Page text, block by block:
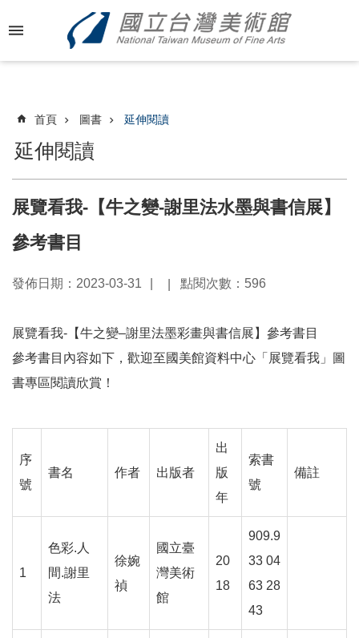
跳到主要內容區塊
階
消
於
美
參
觀
覽
藏
出
活
首頁 圖書 延伸閱讀
延伸閱讀
展覽看我-【牛之變-謝里法水墨與書信展】
參考書目
發佈日期：2023-03-31 點閱次數：596
展覽看我-【牛之變–謝里法墨彩畫與書信展】參考書目
參考書目內容如下，歡迎至國美館資料中心「展覽看我」圖
書專區閱讀欣賞！
序
號
書名 作者 出版者
出
版
年
索書
號
備註
1
色彩.人
間.謝里
法
徐婉
禎
國立臺
灣美術
館
20
18
909.9
33 04
63 28
43